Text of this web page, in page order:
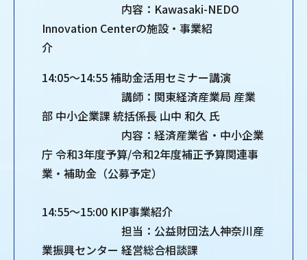
内容：Kawasaki-NEDO
Innovation Centerの施設・事業紹
介
14:05～14:55 補助金活用セミナー講演
講師：関東経済産業局 産業
部 中小企業課 統括係長 山中 和久 氏
内容：経済産業省・中小企業
庁 令和3年度予算/令和2年度補正予算関連事
業・補助金（公募予定）
14:55～15:00 KIP事業紹介
担当：公益財団法人神奈川産
業振興センター 経営総合相談課